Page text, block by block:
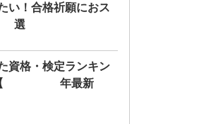
い！合格祈願におス
選
資格・検定ランキン
2026年最新